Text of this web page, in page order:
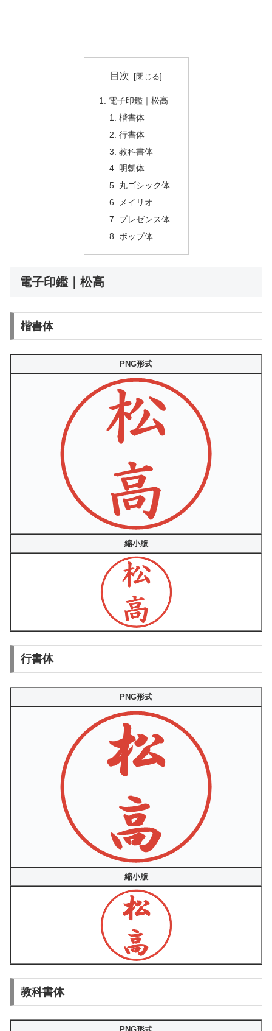
目次
電子印鑑｜松高
楷書体
行書体
教科書体
明朝体
丸ゴシック体
メイリオ
プレゼンス体
ポップ体
電子印鑑｜松高
楷書体
PNG形式
縮小版
行書体
PNG形式
縮小版
教科書体